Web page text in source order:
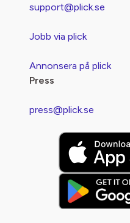
support@plick.se
Jobb via plick
Annonsera på plick
Press
press@plick.se